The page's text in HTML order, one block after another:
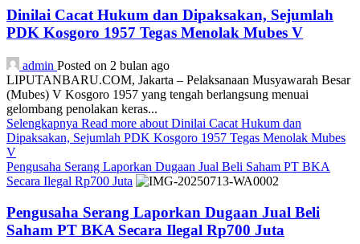
Dinilai Cacat Hukum dan Dipaksakan, Sejumlah
PDK Kosgoro 1957 Tegas Menolak Mubes V
admin Posted on 2 bulan ago
LIPUTANBARU.COM, Jakarta – Pelaksanaan Musyawarah Besar
(Mubes) V Kosgoro 1957 yang tengah berlangsung menuai
gelombang penolakan keras...
Selengkapnya Read more about Dinilai Cacat Hukum dan
Dipaksakan, Sejumlah PDK Kosgoro 1957 Tegas Menolak Mubes
V
Pengusaha Serang Laporkan Dugaan Jual Beli Saham PT BKA
Secara Ilegal Rp700 Juta
Pengusaha Serang Laporkan Dugaan Jual Beli
Saham PT BKA Secara Ilegal Rp700 Juta